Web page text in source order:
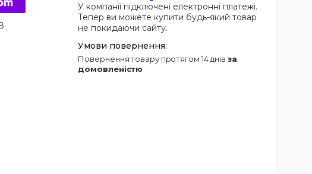
У компанії підключені електронні платежі.
Тепер ви можете купити будь-який товар
не покидаючи сайту.
повернення товару протягом 14 днів за
домовленістю